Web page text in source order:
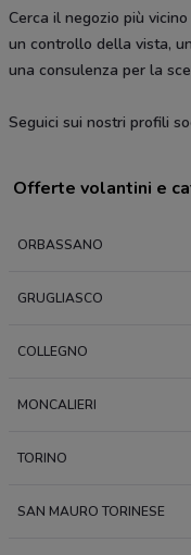
Cerca il negozio più
un controllo della vista,
una consulenza per la
Seguici sui nostri profili
Offerte volantini e
ORBASSANO
GRUGLIASCO
COLLEGNO
MONCALIERI
TORINO
SAN MAURO TORINESE